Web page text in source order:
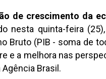
de crescimento da
nesta quinta-feira
Bruto (PIB - soma de
e a melhora nas
Brasil.